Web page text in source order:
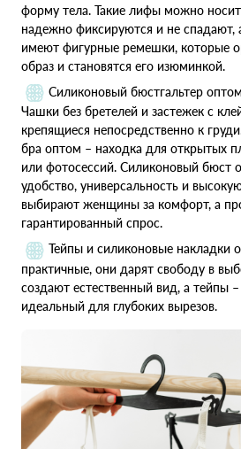
форму тела. Такие лифы можно
надежно фиксируются и не спадают,
имеют фигурные ремешки, которые
образ и становятся его изюминкой.
Силиконовый бюстгальтер
Чашки без бретелей и застежек с
крепящиеся непосредственно к
бра оптом – находка для открытых
или фотосессий. Силиконовый бюст
удобство, универсальность и
выбирают женщины за комфорт, а
гарантированный спрос.
Тейпы и силиконовые
практичные, они дарят свободу в
создают естественный вид, а тейпы
идеальный для глубоких вырезов.